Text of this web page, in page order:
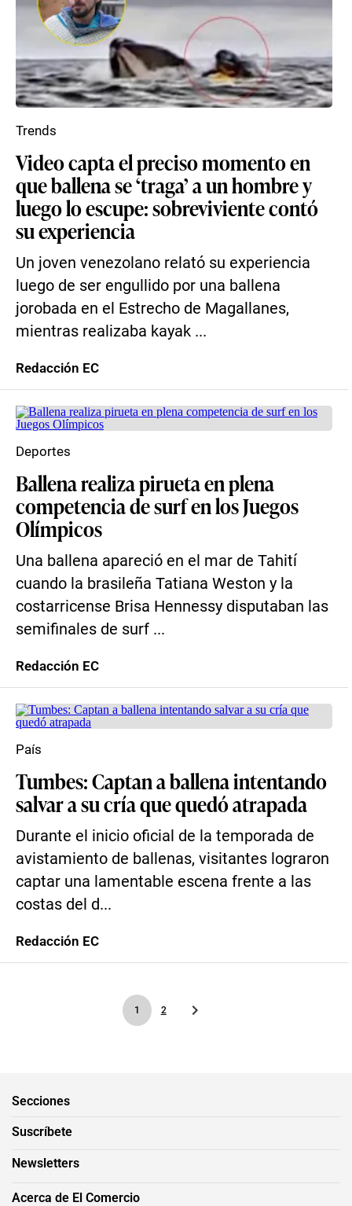
Video capta el preciso momento en
que ballena se ‘traga’ a un hombre y
luego lo escupe: sobreviviente contó
su experiencia
Un joven venezolano relató su experiencia
luego de ser engullido por una ballena
jorobada en el Estrecho de Magallanes,
mientras realizaba kayak ...
Trends
Redacción EC
Ballena realiza pirueta en plena
competencia de surf en los Juegos
Olímpicos
Una ballena apareció en el mar de Tahití
cuando la brasileña Tatiana Weston y la
costarricense Brisa Hennessy disputaban las
semifinales de surf ...
Deportes
Redacción EC
Tumbes: Captan a ballena intentando
salvar a su cría que quedó atrapada
Durante el inicio oficial de la temporada de
avistamiento de ballenas, visitantes lograron
captar una lamentable escena frente a las
costas del d...
País
Redacción EC
1 2
Secciones
Suscríbete
Newsletters
Acerca de El Comercio